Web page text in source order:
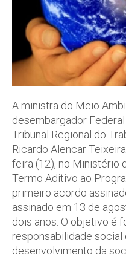
A ministra do Meio
desembargador
Tribunal Regional do
Ricardo Alencar
feira (12), no Ministério
Termo Aditivo ao
primeiro acordo
assinado em 13 de
dois anos. O objetivo é
responsabilidade social
desenvolvimento da